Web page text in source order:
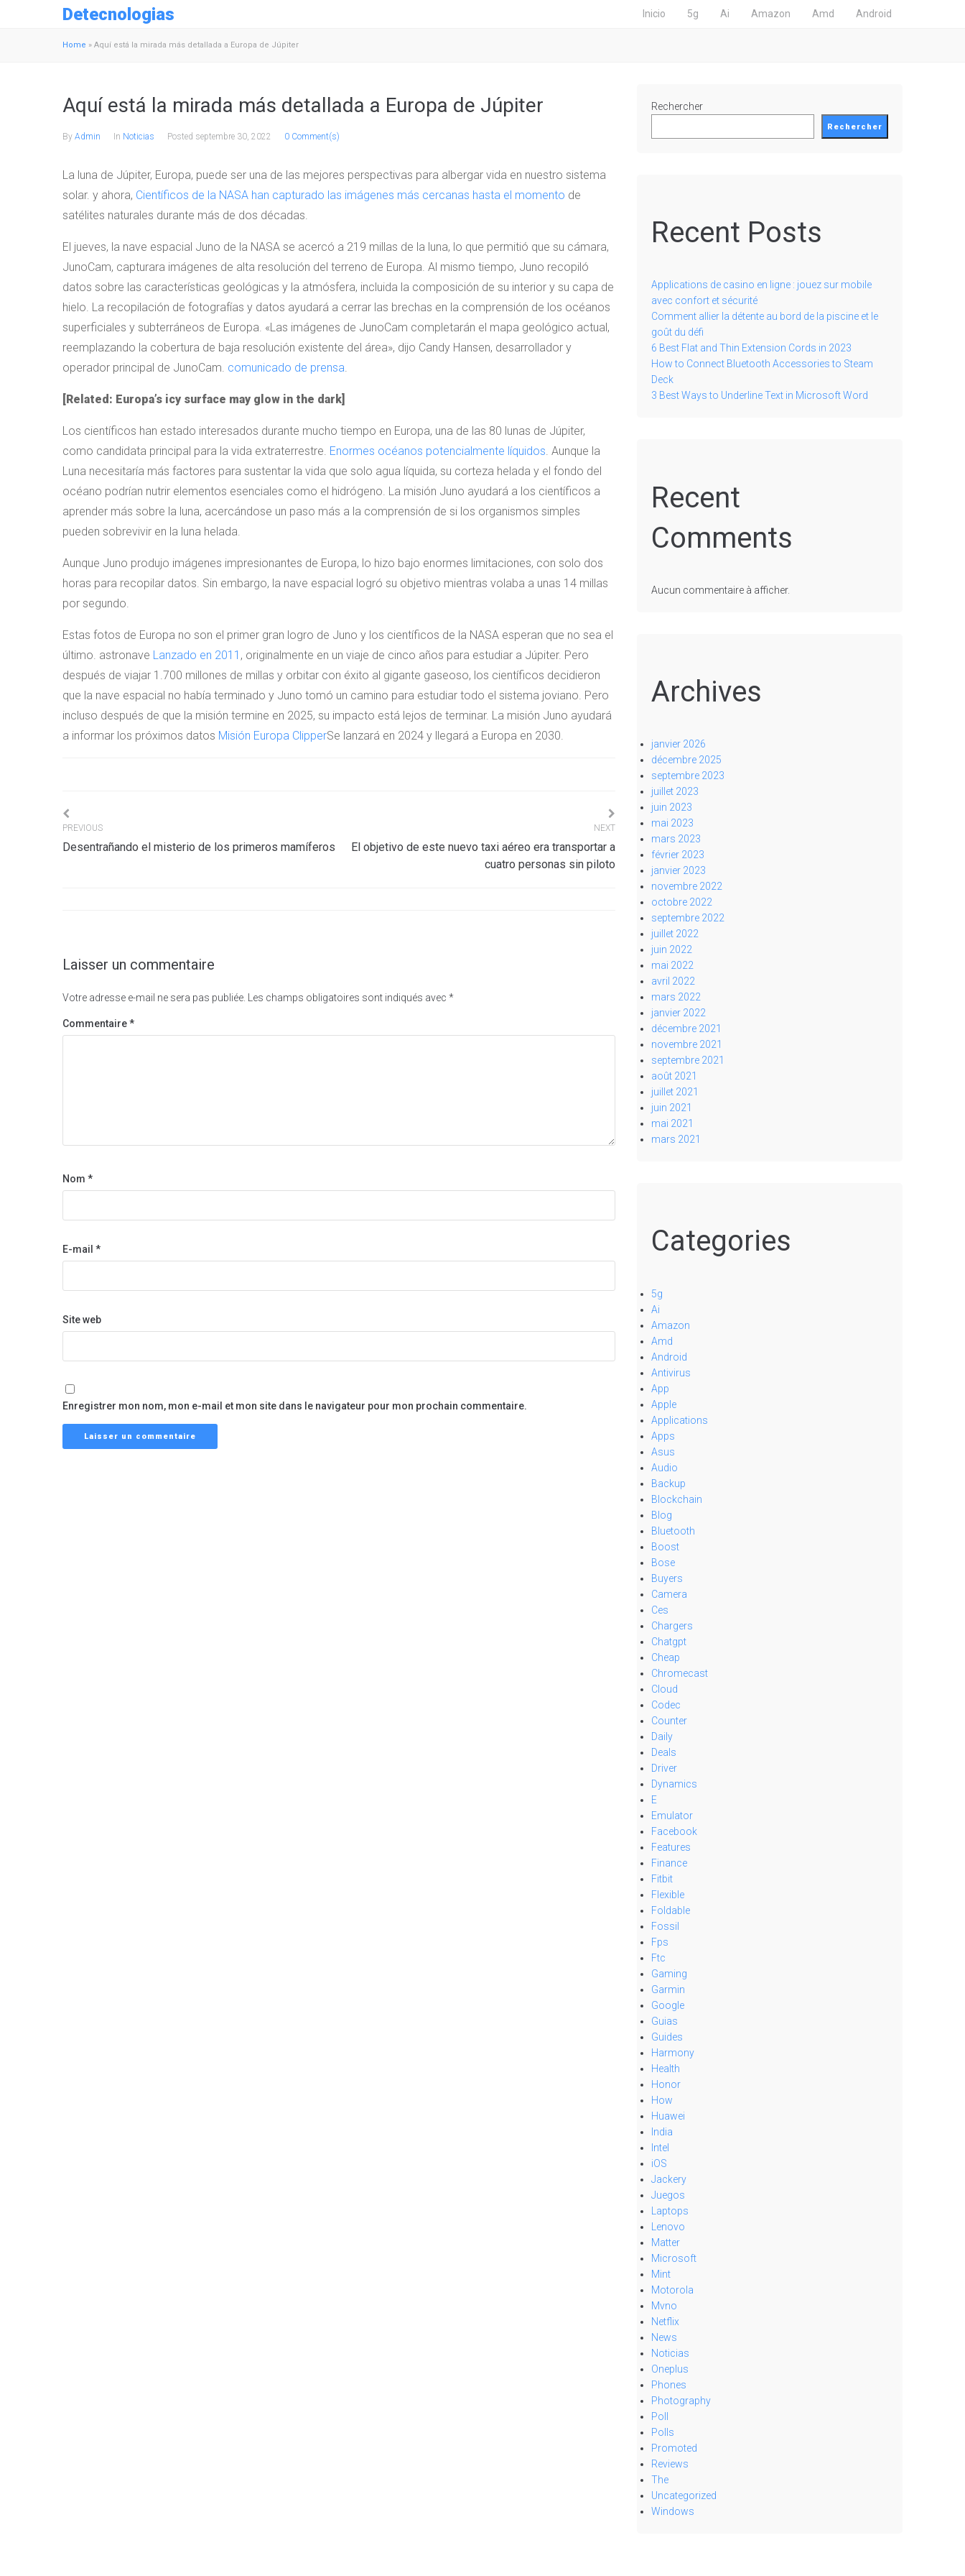
Detecnologias Inicio 5g Ai Amazon Amd Android
Home » Aquí está la mirada más detallada a Europa de Júpiter
Aquí está la mirada más detallada a Europa de Júpiter
By Admin In Noticias Posted septembre 30, 2022 0 Comment(s)
La luna de Júpiter, Europa, puede ser una de las mejores perspectivas para albergar vida en nuestro sistema
solar. y ahora, Científicos de la NASA han capturado las imágenes más cercanas hasta el momento de
satélites naturales durante más de dos décadas.
El jueves, la nave espacial Juno de la NASA se acercó a 219 millas de la luna, lo que permitió que su cámara,
JunoCam, capturara imágenes de alta resolución del terreno de Europa. Al mismo tiempo, Juno recopiló
datos sobre las características geológicas y la atmósfera, incluida la composición de su interior y su capa de
hielo. La recopilación de fotografías y datos ayudará a cerrar las brechas en la comprensión de los océanos
superficiales y subterráneos de Europa. «Las imágenes de JunoCam completarán el mapa geológico actual,
reemplazando la cobertura de baja resolución existente del área», dijo Candy Hansen, desarrollador y
operador principal de JunoCam. comunicado de prensa.
[Related: Europa’s icy surface may glow in the dark]
Los científicos han estado interesados ​​durante mucho tiempo en Europa, una de las 80 lunas de Júpiter,
como candidata principal para la vida extraterrestre. Enormes océanos potencialmente líquidos. Aunque la
Luna necesitaría más factores para sustentar la vida que solo agua líquida, su corteza helada y el fondo del
océano podrían nutrir elementos esenciales como el hidrógeno. La misión Juno ayudará a los científicos a
aprender más sobre la luna, acercándose un paso más a la comprensión de si los organismos simples
pueden sobrevivir en la luna helada.
Aunque Juno produjo imágenes impresionantes de Europa, lo hizo bajo enormes limitaciones, con solo dos
horas para recopilar datos. Sin embargo, la nave espacial logró su objetivo mientras volaba a unas 14 millas
por segundo.
Estas fotos de Europa no son el primer gran logro de Juno y los científicos de la NASA esperan que no sea el
último. astronave Lanzado en 2011 , originalmente en un viaje de cinco años para estudiar a Júpiter. Pero
después de viajar 1.700 millones de millas y orbitar con éxito al gigante gaseoso, los científicos decidieron
que la nave espacial no había terminado y Juno tomó un camino para estudiar todo el sistema joviano. Pero
incluso después de que la misión termine en 2025, su impacto está lejos de terminar. La misión Juno ayudará
a informar los próximos datos Misión Europa ClipperSe lanzará en 2024 y llegará a Europa en 2030.
Navigation
PREVIOUS
Desentrañando el misterio de los primeros mamíferos
NEXT
El objetivo de este nuevo taxi aéreo era transportar a
cuatro personas sin piloto
Laisser un commentaire
Votre adresse e-mail ne sera pas publiée. Les champs obligatoires sont indiqués avec *
Commentaire*
Nom *
E-mail *
Site web
Enregistrer mon nom, mon e-mail et mon site dans le navigateur pour mon prochain commentaire.
Rechercher
Rechercher
Recent Posts
Applications de casino en ligne : jouez sur mobile
avec confort et sécurité
Comment allier la détente au bord de la piscine et le
goût du défi
6 Best Flat and Thin Extension Cords in 2023
How to Connect Bluetooth Accessories to Steam
Deck
3 Best Ways to Underline Text in Microsoft Word
Recent
Comments
Aucun commentaire à afficher.
Archives
janvier 2026
décembre 2025
septembre 2023
juillet 2023
juin 2023
mai 2023
mars 2023
février 2023
janvier 2023
novembre 2022
octobre 2022
septembre 2022
juillet 2022
juin 2022
mai 2022
avril 2022
mars 2022
janvier 2022
décembre 2021
novembre 2021
septembre 2021
août 2021
juillet 2021
juin 2021
mai 2021
mars 2021
Categories
5g
Ai
Amazon
Amd
Android
Antivirus
App
Apple
Applications
Apps
Asus
Audio
Backup
Blockchain
Blog
Bluetooth
Boost
Bose
Buyers
Camera
Ces
Chargers
Chatgpt
Cheap
Chromecast
Cloud
Codec
Counter
Daily
Deals
Driver
Dynamics
E
Emulator
Facebook
Features
Finance
Fitbit
Flexible
Foldable
Fossil
Fps
Ftc
Gaming
Garmin
Google
Guias
Guides
Harmony
Health
Honor
How
Huawei
India
Intel
iOS
Jackery
Juegos
Laptops
Lenovo
Matter
Microsoft
Mint
Motorola
Mvno
Netflix
News
Noticias
Oneplus
Phones
Photography
Poll
Polls
Promoted
Reviews
The
Uncategorized
Windows